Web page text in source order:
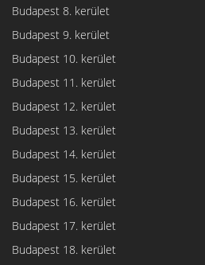
Budapest 8. kerület
Budapest 9. kerület
Budapest 10. kerület
Budapest 11. kerület
Budapest 12. kerület
Budapest 13. kerület
Budapest 14. kerület
Budapest 15. kerület
Budapest 16. kerület
Budapest 17. kerület
Budapest 18. kerület